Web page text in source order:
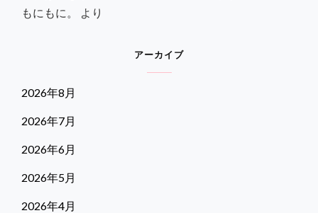
もにもに。
より
アーカイブ
2026年8月
2026年7月
2026年6月
2026年5月
2026年4月